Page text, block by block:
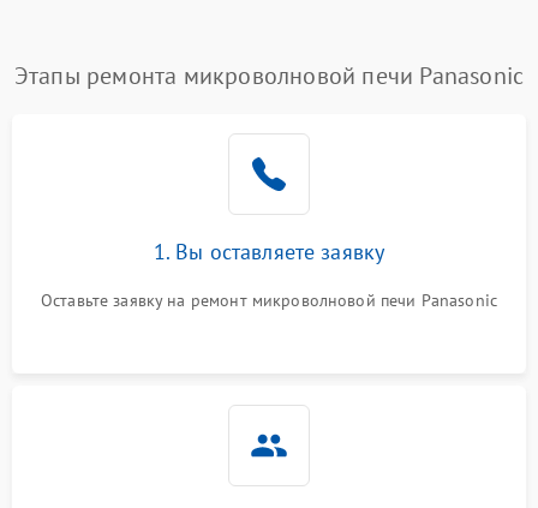
Подробнее →
2200 ₽
Не работают сенсорные
1000 ₽
Этапы ремонта микроволновой печи Panasonic
1. Вы оставляете заявку
Оставьте заявку на ремонт микроволновой печи Panasonic